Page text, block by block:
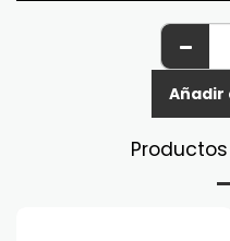
Añadir